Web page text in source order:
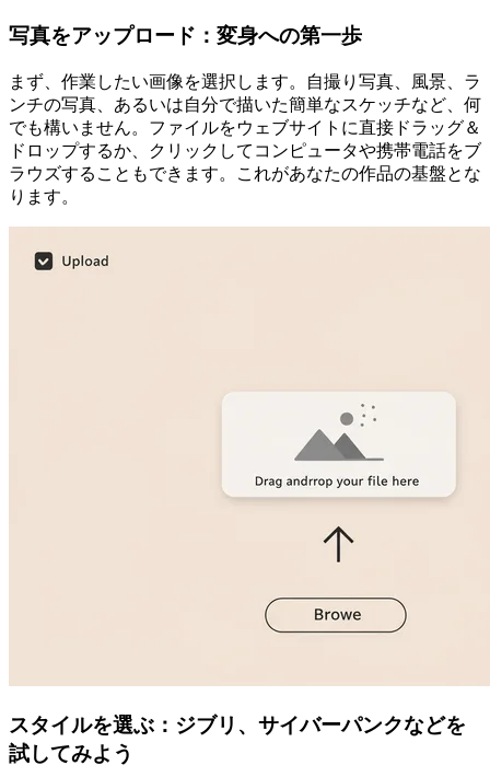
写真をアップロード：変身への第一歩
まず、作業したい画像を選択します。自撮り写真、風景、ラ
ンチの写真、あるいは自分で描いた簡単なスケッチなど、何
でも構いません。ファイルをウェブサイトに直接ドラッグ＆
ドロップするか、クリックしてコンピュータや携帯電話をブ
ラウズすることもできます。これがあなたの作品の基盤とな
ります。
スタイルを選ぶ：ジブリ、サイバーパンクなどを
試してみよう